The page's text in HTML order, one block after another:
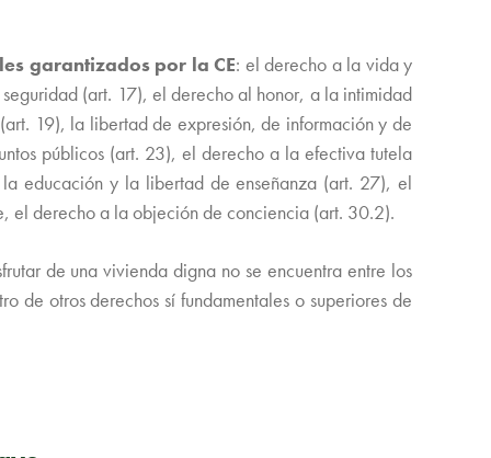
garantizados por la CE: el derecho a la vida y
(art. 17), el derecho al honor, a la intimidad
19), la libertad de expresión, de información y de
públicos (art. 23), el derecho a la efectiva tutela
educación y la libertad de enseñanza (art. 27), el
el derecho a la objeción de conciencia (art. 30.2).
de una vivienda digna no se encuentra entre los
de otros derechos sí fundamentales o superiores de